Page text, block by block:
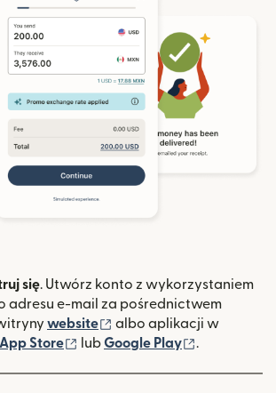
się. Utwórz konto z wykorzystaniem
adresu e-mail za pośrednictwem
website (otwiera się w nowym
albo aplikacji w
App Store (otwiera się w nowym oknie)
lubGoogle Play .